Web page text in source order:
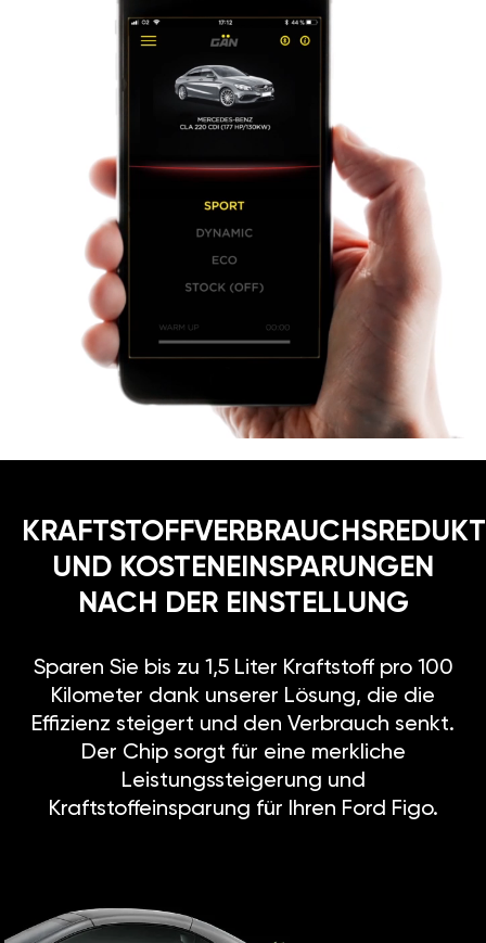
UND KOSTENEINSPARUNGEN
NACH DER EINSTELLUNG
Sparen Sie bis zu 1,5 Liter Kraftstoff pro 100
Kilometer dank unserer Lösung, die die
Effizienz steigert und den Verbrauch senkt.
Der Chip sorgt für eine merkliche
Leistungssteigerung und
Kraftstoffeinsparung für Ihren Ford Figo.